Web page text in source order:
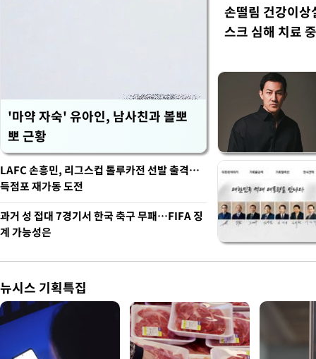
'마약 자숙' 유아인, 남사친과 볼뽀
뽀 근황
손떨림 건강이
스크 심해 치료
LAFC 손흥민, 리그스컵 톨루카전 선발 출격…
득점포 재가동 도전
과거 성 접대 7경기서 한국 축구 무패…FIFA 징
계 가능성은
뉴시스 기획특집